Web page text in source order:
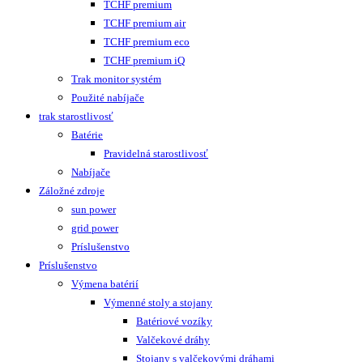
TCHF premium
TCHF premium air
TCHF premium eco
TCHF premium iQ
Trak monitor systém
Použité nabíjače
trak starostlivosť
Batérie
Pravidelná starostlivosť
Nabíjače
Záložné zdroje
sun power
grid power
Príslušenstvo
Príslušenstvo
Výmena batérií
Výmenné stoly a stojany
Batériové vozíky
Valčekové dráhy
Stojany s valčekovými dráhami